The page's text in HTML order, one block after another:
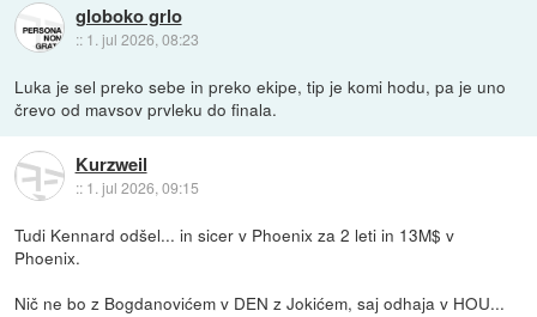
globoko grlo
:: 1. jul 2026, 08:23
Luka je sel preko sebe in preko ekipe, tip je komi hodu, pa je uno
črevo od mavsov prvleku do finala.
Kurzweil
:: 1. jul 2026, 09:15
Tudi Kennard odšel... in sicer v Phoenix za 2 leti in 13M$ v
Phoenix.
Nič ne bo z Bogdanovićem v DEN z Jokićem, saj odhaja v HOU...